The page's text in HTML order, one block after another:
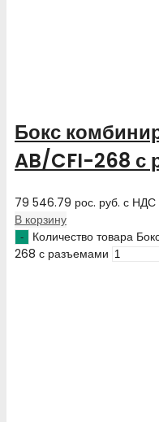
Бокс
AB/CFI-268 с
79 546.79 рос. руб. с НДС
В корзину
Количество товара
268 с разъемами